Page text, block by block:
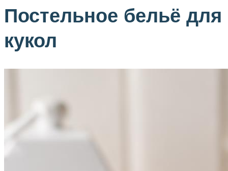
Постельное бельё для
кукол